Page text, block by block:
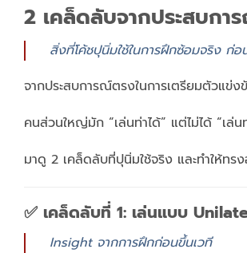
2 เคล็ดลับจากประสบก
สิ่งที่โค้ชปุนิ่มใช้ในการฝึกซ้อมจริง ก่อ
จากประสบการณ์ตรงในการเตรียมตัวแข่ง
คนส่วนใหญ่มัก “เล่นท่าได้” แต่ไม่ได้ “เล่น
มาดู 2 เคล็ดลับที่ปุนิ่มใช้จริง และทำให้ทร
✅ เคล็ดลับที่ 1: เล่นแบบ
Insight จากการฝึกก่อนขึ้นเวที